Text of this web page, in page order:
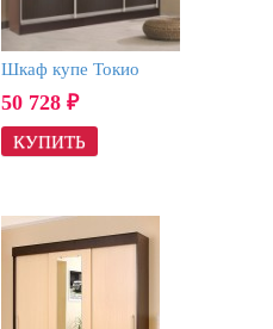
Шкаф купе Токио
50 728 ₽